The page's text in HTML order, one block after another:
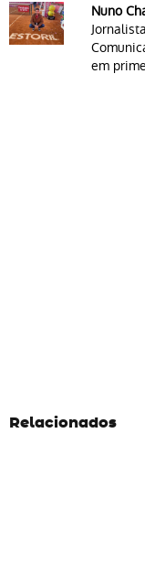
Nuno
em
Relacionados